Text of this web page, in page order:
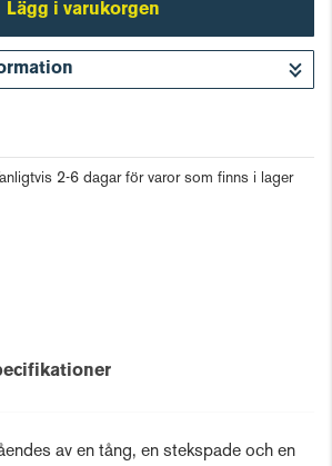
Lägg i varukorgen
2-6 dagar för varor som finns i lager
av en tång, en stekspade och en